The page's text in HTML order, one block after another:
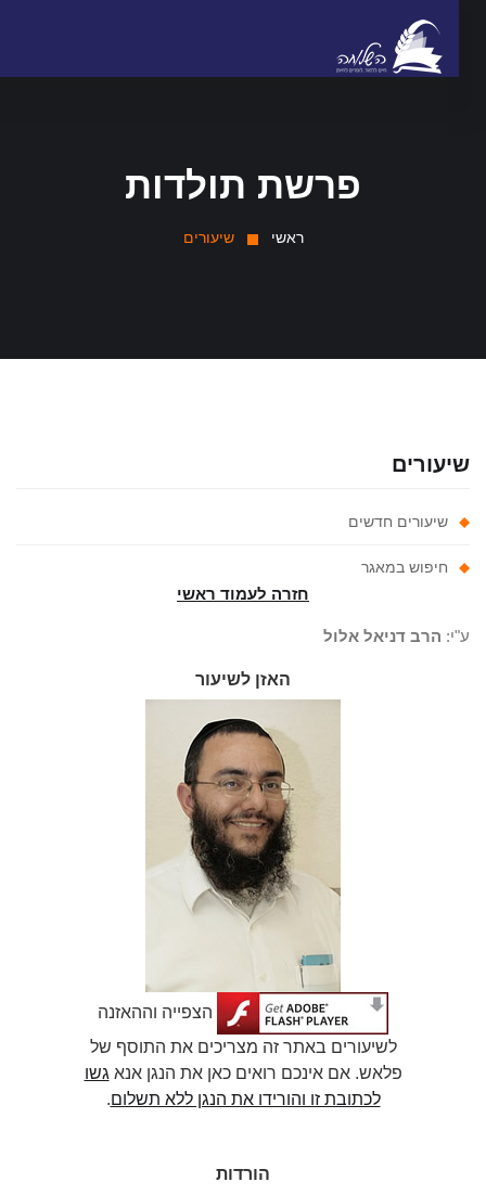
פרשת תולדות
ראשי שיעורים
שיעורים חדשים
חיפוש במאגר
חזרה לעמוד ראשי
הרב דניאל אלול
האזן לשיעור
הצפייה וההאזנה
לשיעורים באתר זה מצריכים את התוסף של
פלאש. אם אינכם רואים כאן את הנגן אנאגשו
לכתובת זו והורידו את הנגן ללא תשלום.
הורדות